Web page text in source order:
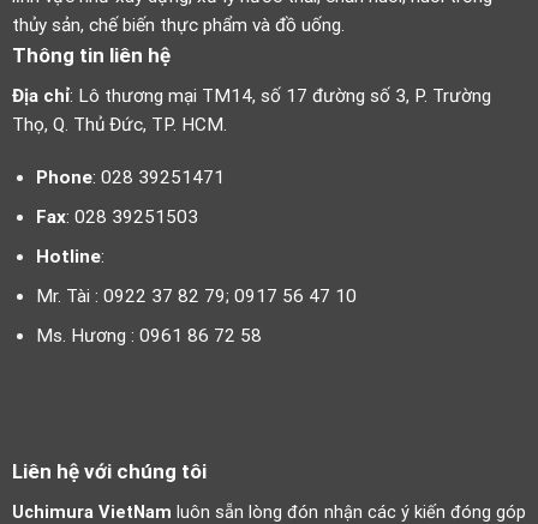
thủy sản, chế biến thực phẩm và đồ uống.
Thông tin liên hệ
Địa chỉ: Lô thương mại TM14, số 17 đường số 3, P. Trường
Thọ, Q. Thủ Đức, TP. HCM.
Phone: 028 39251471
Fax: 028 39251503
Hotline:
Mr. Tài : 0922 37 82 79; 0917 56 47 10
Ms. Hương : 0961 86 72 58
Liên hệ với chúng tôi
Uchimura VietNam luôn sẵn lòng đón nhận các ý kiến đóng góp